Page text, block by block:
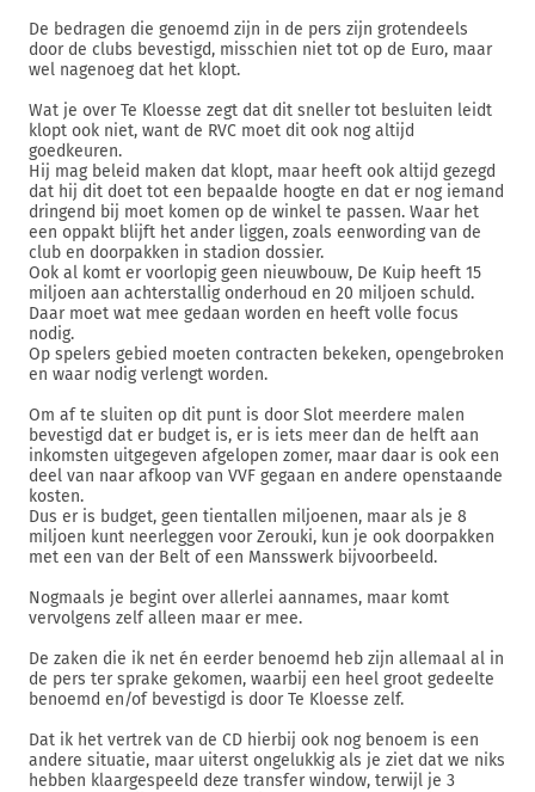
De bedragen die genoemd zijn in de pers zijn grotendeels
door de clubs bevestigd, misschien niet tot op de Euro, maar
wel nagenoeg dat het klopt.
Wat je over Te Kloesse zegt dat dit sneller tot besluiten leidt
klopt ook niet, want de RVC moet dit ook nog altijd
goedkeuren.
Hij mag beleid maken dat klopt, maar heeft ook altijd gezegd
dat hij dit doet tot een bepaalde hoogte en dat er nog iemand
dringend bij moet komen op de winkel te passen. Waar het
een oppakt blijft het ander liggen, zoals eenwording van de
club en doorpakken in stadion dossier.
Ook al komt er voorlopig geen nieuwbouw, De Kuip heeft 15
miljoen aan achterstallig onderhoud en 20 miljoen schuld.
Daar moet wat mee gedaan worden en heeft volle focus
nodig.
Op spelers gebied moeten contracten bekeken, opengebroken
en waar nodig verlengt worden.
Om af te sluiten op dit punt is door Slot meerdere malen
bevestigd dat er budget is, er is iets meer dan de helft aan
inkomsten uitgegeven afgelopen zomer, maar daar is ook een
deel van naar afkoop van VVF gegaan en andere openstaande
kosten.
Dus er is budget, geen tientallen miljoenen, maar als je 8
miljoen kunt neerleggen voor Zerouki, kun je ook doorpakken
met een van der Belt of een Mansswerk bijvoorbeeld.
Nogmaals je begint over allerlei aannames, maar komt
vervolgens zelf alleen maar er mee.
De zaken die ik net én eerder benoemd heb zijn allemaal al in
de pers ter sprake gekomen, waarbij een heel groot gedeelte
benoemd en/of bevestigd is door Te Kloesse zelf.
Dat ik het vertrek van de CD hierbij ook nog benoem is een
andere situatie, maar uiterst ongelukkig als je ziet dat we niks
hebben klaargespeeld deze transfer window, terwijl je 3